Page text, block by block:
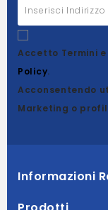
Accetto Termini
Policy.
Acconsentendo
Marketing o
Informazioni